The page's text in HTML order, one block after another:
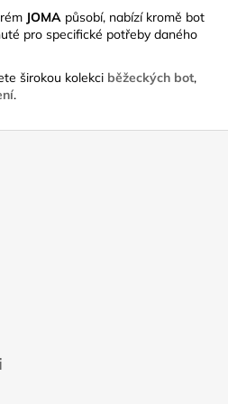
JOMA působí, nabízí kromě bot
pro specifické potřeby daného
širokou kolekci běžeckých bot,
.